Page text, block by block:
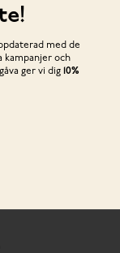
med de
kampanjer och
ger vi dig10%